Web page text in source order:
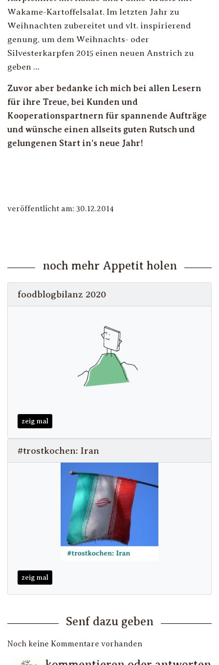
Wakame-Kartoffelsalat. Im letzten Jahr zu
Weihnachten zubereitet und vlt. inspirierend
genung, um dem Weihnachts- oder
Silvesterkarpfen 2015 einen neuen Anstrich zu
geben …
Zuvor aber bedanke ich mich bei allen Lesern
für ihre Treue, bei Kunden und
Kooperationspartnern für spannende Aufträge
und wünsche einen allseits guten Rutsch und
gelungenen Start in’s neue Jahr!
veröffentlicht am: 30.12.2014
noch mehr Appetit holen
foodblogbilanz 2020
zeig mal
#trostkochen: Iran
zeig mal
Senf dazu geben
Noch keine Kommentare vorhanden